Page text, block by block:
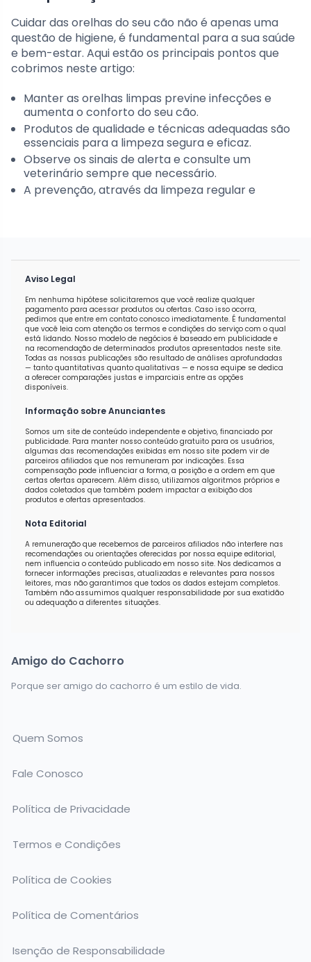
Cuidar das orelhas do seu cão não é apenas uma
questão de higiene, é fundamental para a sua saúde
e bem-estar. Aqui estão os principais pontos que
cobrimos neste artigo:
Manter as orelhas limpas previne infecções e
aumenta o conforto do seu cão.
Produtos de qualidade e técnicas adequadas são
essenciais para a limpeza segura e eficaz.
Observe os sinais de alerta e consulte um
veterinário sempre que necessário.
A prevenção, através da limpeza regular e
Aviso Legal
Em nenhuma hipótese solicitaremos que você realize qualquer
pagamento para acessar produtos ou ofertas. Caso isso ocorra,
pedimos que entre em contato conosco imediatamente. É fundamental
que você leia com atenção os termos e condições do serviço com o qual
está lidando. Nosso modelo de negócios é baseado em publicidade e
na recomendação de determinados produtos apresentados neste site.
Todas as nossas publicações são resultado de análises aprofundadas
— tanto quantitativas quanto qualitativas — e nossa equipe se dedica
a oferecer comparações justas e imparciais entre as opções
disponíveis.
Informação sobre Anunciantes
Somos um site de conteúdo independente e objetivo, financiado por
publicidade. Para manter nosso conteúdo gratuito para os usuários,
algumas das recomendações exibidas em nosso site podem vir de
parceiros afiliados que nos remuneram por indicações. Essa
compensação pode influenciar a forma, a posição e a ordem em que
certas ofertas aparecem. Além disso, utilizamos algoritmos próprios e
dados coletados que também podem impactar a exibição dos
produtos e ofertas apresentados.
Nota Editorial
A remuneração que recebemos de parceiros afiliados não interfere nas
recomendações ou orientações oferecidas por nossa equipe editorial,
nem influencia o conteúdo publicado em nosso site. Nos dedicamos a
fornecer informações precisas, atualizadas e relevantes para nossos
leitores, mas não garantimos que todos os dados estejam completos.
Também não assumimos qualquer responsabilidade por sua exatidão
ou adequação a diferentes situações.
Amigo do Cachorro
Porque ser amigo do cachorro é um estilo de vida.
Quem Somos
Fale Conosco
Política de Privacidade
Termos e Condições
Política de Cookies
Política de Comentários
Isenção de Responsabilidade